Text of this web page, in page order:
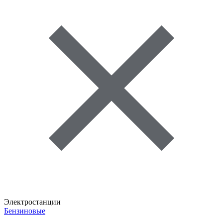
Электростанции
Бензиновые